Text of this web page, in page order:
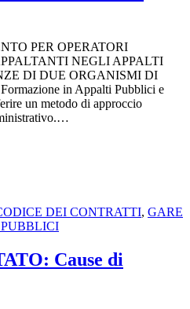
PER OPERATORI
NEGLI APPALTI
DI DUE ORGANISMI DI
in Appalti Pubblici e
un metodo di approccio
DEI CONTRATTI, GARE
Cause di